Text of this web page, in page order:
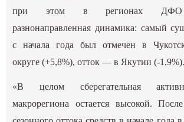
при этом в регионах ДФО
разнонаправленная динамика: самый
с начала года был отмечен в
округе (+5,8%), отток — в Якутии (-1,9%).
«В целом сберегательная
макрорегиона остается высокой.